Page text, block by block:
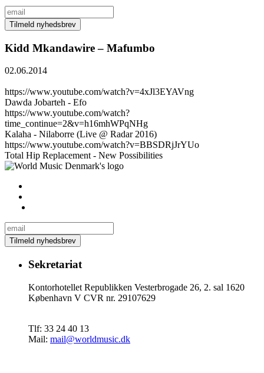
Kidd Mkandawire – Mafumbo
02.06.2014
https://www.youtube.com/watch?v=4xJl3EYAVng
Dawda Jobarteh - Efo
https://www.youtube.com/watch?
time_continue=2&v=h16mhWPqNHg
Kalaha - Nilaborre (Live @ Radar 2016)
https://www.youtube.com/watch?v=BBSDRjJrYUo
Total Hip Replacement - New Possibilities
Sekretariat
Kontorhotellet Republikken Vesterbrogade 26, 2. sal 1620
København V CVR nr. 29107629
Tlf: 33 24 40 13
Mail: mail@worldmusic.dk